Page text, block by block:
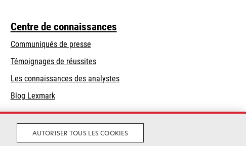
Centre de connaissances
Communiqués de presse
Témoignages de réussites
Les connaissances des analystes
Blog Lexmark
AUTORISER TOUS LES COOKIES